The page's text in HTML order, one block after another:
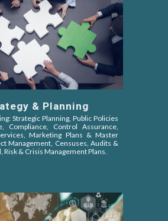
& Planning
Strategic Planning, Public Policies
Compliance, Control Assurance,
Marketing Plans & Master
Management, Censuses, Audits &
Risk & Crisis Management Plans.